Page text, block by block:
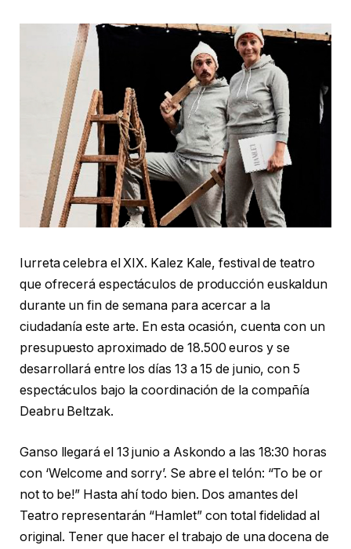
Iurreta celebra el XIX. Kalez Kale, festival de teatro
que ofrecerá espectáculos de producción euskaldun
durante un fin de semana para acercar a la
ciudadanía este arte. En esta ocasión, cuenta con un
presupuesto aproximado de 18.500 euros y se
desarrollará entre los días 13 a 15 de junio, con 5
espectáculos bajo la coordinación de la compañía
Deabru Beltzak.
Ganso llegará el 13 junio a Askondo a las 18:30 horas
con ‘Welcome and sorry’. Se abre el telón: “To be or
not to be!” Hasta ahí todo bien. Dos amantes del
Teatro representarán “Hamlet” con total fidelidad al
original. Tener que hacer el trabajo de una docena de